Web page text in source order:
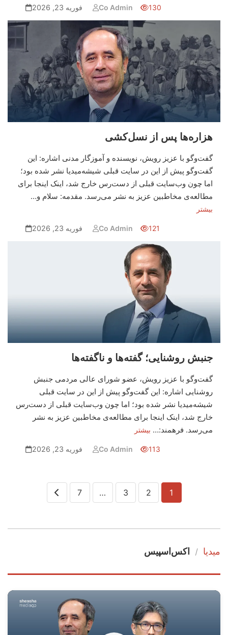
فوریه 23, 2026 Co Admin 130
هزاره‌ها پس از نسل‌کشی
گفت‌وگو با عزیز رویش، نویسنده و آموزگار مدنی اشاره: این
گفت‌وگو پیش از این در سایت قبلی شیشه‌میدیا نشر شده بود؛
اما چون وب‌سایت قبلی از دست‌رس خارج شد، اینک اینجا برای
مطالعه‌ی مخاطبین عزیز به نشر می‌رسد. مقدمه: سلام و…
بیشتر
فوریه 23, 2026 Co Admin 121
جنبش روشنایی؛ گفته‌ها و ناگفته‌ها
گفت‌وگو با عزیز رویش، عضو شورای عالی مردمی جنبش
روشنایی اشاره: این گفت‌وگو پیش از این در سایت قبلی
شیشه‌میدیا نشر شده بود؛ اما چون وب‌سایت قبلی از دست‌رس
خارج شد، اینک اینجا برای مطالعه‌ی مخاطبین عزیز به نشر
می‌رسد. فرهمند:… بیشتر
فوریه 23, 2026 Co Admin 113
Posts
1
2
3
…
7
میدیا \ اکس‌اسپیس